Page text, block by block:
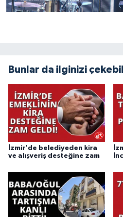
Bunlar da ilginizi
İzmir'de belediyeden kira
ve alışveriş desteğine zam